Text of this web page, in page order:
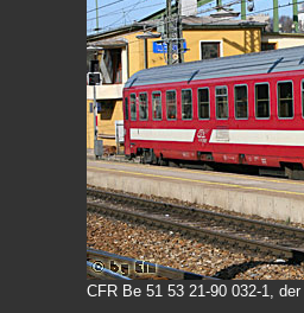
CFR Be 51 53 21-90 032-1,